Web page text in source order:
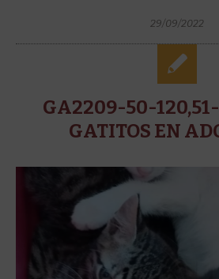
29/09/2022
GA2209-50-
GATITOS EN